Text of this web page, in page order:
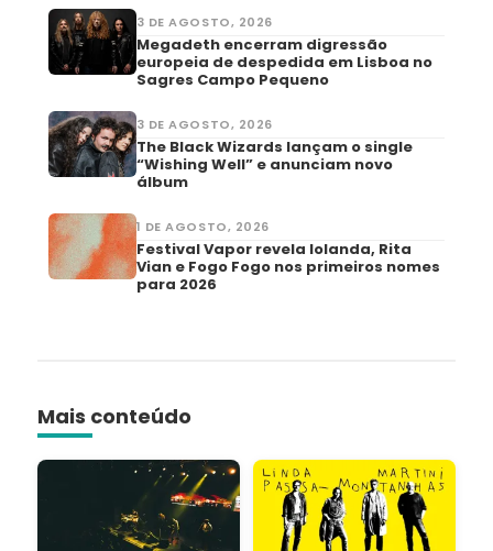
3 DE AGOSTO, 2026
Megadeth encerram digressão
europeia de despedida em Lisboa no
Sagres Campo Pequeno
3 DE AGOSTO, 2026
The Black Wizards lançam o single
“Wishing Well” e anunciam novo
álbum
1 DE AGOSTO, 2026
Festival Vapor revela Iolanda, Rita
Vian e Fogo Fogo nos primeiros nomes
para 2026
Mais conteúdo